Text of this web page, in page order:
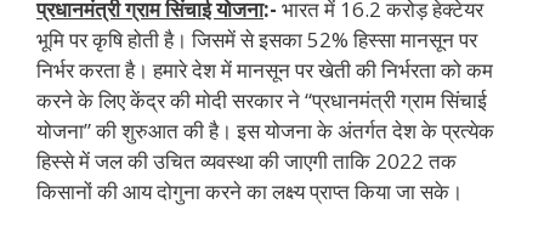
प्रधानमंत्री ग्राम सिंचाई योजना:- भारत में 16.2 करोड़ हेक्टेयर
भूमि पर कृषि होती है। जिसमें से इसका 52% हिस्सा मानसून पर
निर्भर करता है। हमारे देश में मानसून पर खेती की निर्भरता को कम
करने के लिए केंद्र की मोदी सरकार ने “प्रधानमंत्री ग्राम सिंचाई
योजना” की शुरुआत की है। इस योजना के अंतर्गत देश के प्रत्येक
हिस्से में जल की उचित व्यवस्था की जाएगी ताकि 2022 तक
किसानों की आय दोगुना करने का लक्ष्य प्राप्त किया जा सके।